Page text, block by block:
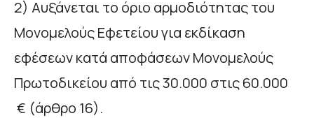
2) Αυξάνεται το όριο αρμοδιότητας του
Μονομελούς Εφετείου για εκδίκαση
εφέσεων κατά αποφάσεων Μονομελούς
Πρωτοδικείου από τις 30.000 στις 60.000
€ (άρθρο 16).